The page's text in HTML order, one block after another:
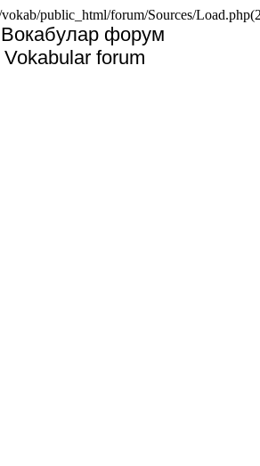
public_html/forum/Sources/
Вокабулар форум
forum